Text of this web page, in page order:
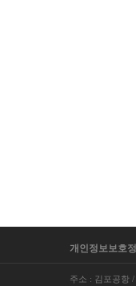
개인정보보호
주소 : 김포공항